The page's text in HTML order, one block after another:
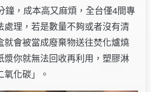
鐘，成本高又麻煩，全台僅4間專
處理，若是數量不夠或者沒有清
就會被當成廢棄物送往焚化爐燒
漿你就無法回收再利用，塑膠淋
氧化碳」。